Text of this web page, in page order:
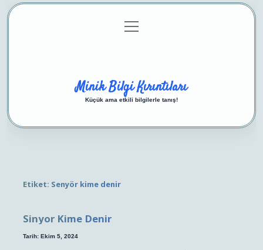
Gizlilik Politikası
menüyü
aç
Minik Bilgi Kırıntıları
Küçük ama etkili bilgilerle tanış!
Etiket: Senyör kime denir
Sinyor Kime Denir
Tarih: Ekim 5, 2024